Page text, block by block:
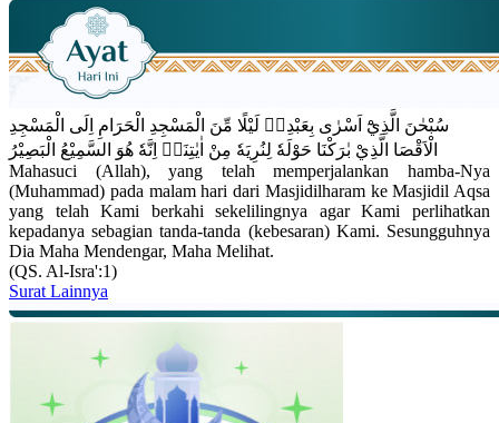
سُبْحٰنَ الَّذِيْٓ اَسْرٰى بِعَبْدِهٖ لَيْلًا مِّنَ الْمَسْجِدِ الْحَرَامِ اِلَى الْمَسْجِدِ
الْاَقْصَا الَّذِيْ بٰرَكْنَا حَوْلَهٗ لِنُرِيَهٗ مِنْ اٰيٰتِنَاۗ اِنَّهٗ هُوَ السَّمِيْعُ الْبَصِيْرُ
Mahasuci (Allah), yang telah memperjalankan hamba-Nya
(Muhammad) pada malam hari dari Masjidilharam ke Masjidil Aqsa
yang telah Kami berkahi sekelilingnya agar Kami perlihatkan
kepadanya sebagian tanda-tanda (kebesaran) Kami. Sesungguhnya
Dia Maha Mendengar, Maha Melihat.
(QS. Al-Isra':1)
Surat Lainnya